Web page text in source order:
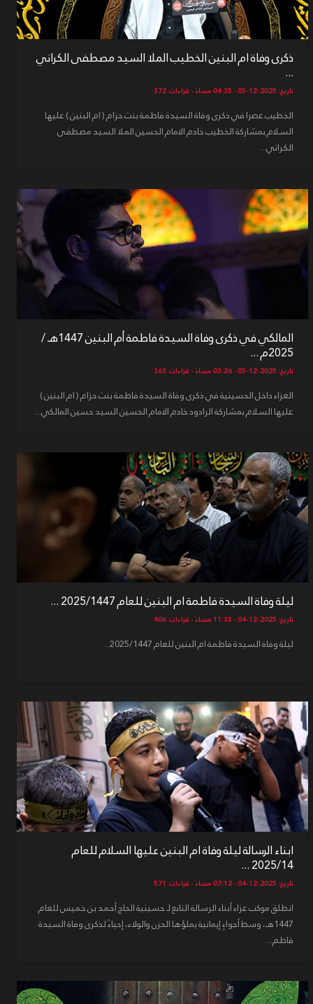
ذكرى وفاة ام البنين الخطيب الملا السيد مصطفى الكراني
...
تاريخ: 2025-12-05 - 04:35 مساءً - قراءات: 372
الخطيب عصرا في ذكرى وفاة السيدة فاطمة بنت حزام ( ام البنين ) عليها
السلام بمشاركة الخطيب خادم الامام الحسين الملا السيد مصطفى
الكراني...
المالكي في ذكرى وفاة السيدة فاطمة أم البنين 1447هـ /
2025م ...
تاريخ: 2025-12-05 - 03:26 مساءً - قراءات: 363
العزاء داخل الحسينية في ذكرى وفاة السيدة فاطمة بنت حزام ( ام البنين )
عليها السلام بمشاركة الرادود خادم الامام الحسين السيد حسين المالكي...
ليلة وفاة السيدة فاطمة ام البنين للعام 2025/1447 ...
تاريخ: 2025-12-04 - 11:35 مساءً - قراءات: 406
ليلة وفاة السيدة فاطمة ام البنين للعام 2025/1447...
ابناء الرسالة ليلة وفاة ام البنين عليها السلام للعام
2025/14 ...
تاريخ: 2025-12-04 - 07:12 مساءً - قراءات: 571
انطلق موكب عزاء أبناء الرسالة التابع لـ حسينية الحاج أحمد بن خميس للعام
1447هـ، وسط أجواءٍ إيمانية يملؤها الحزن والولاء، إحياءً لذكرى وفاة السيدة
فاطم...